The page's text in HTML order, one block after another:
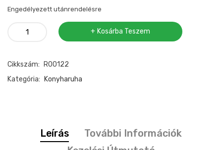
Engedélyezett utánrendelésre
Konyharuha
50x70cm
mennyiség
Kosárba Teszem
Cikkszám:
R00122
Kategória:
Konyharuha
Leírás
További Információk